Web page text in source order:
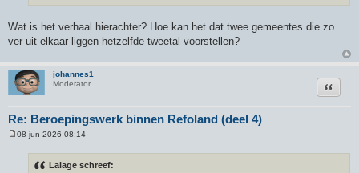
Wat is het verhaal hierachter? Hoe kan het dat twee gemeentes die zo
ver uit elkaar liggen hetzelfde tweetal voorstellen?
johannes1
Moderator
Re: Beroepingswerk binnen Refoland (deel 4)
Citeer
08 jun 2026 08:14
Lalage schreef: